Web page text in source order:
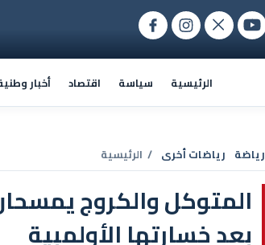
الرئيسية سياسة اقتصاد أخبار
رياضة رياضات أخرى / الرئيسية
المتوكل والكروج
بعد خسارتها الأولمبية